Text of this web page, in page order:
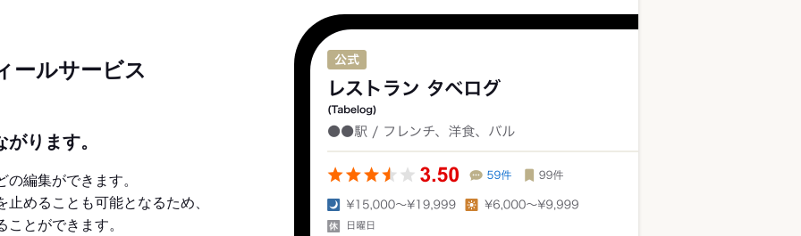
ールサービス
ります。
編集ができます。
めることも可能となるため、
とができます。